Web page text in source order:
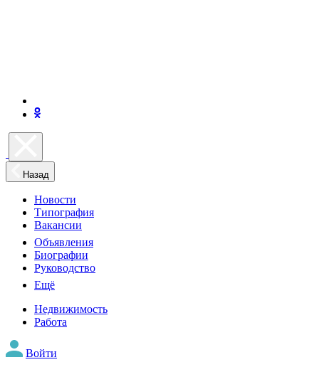
Назад
Новости
Типография
Вакансии
Объявления
Биографии
Руководство
Ещё
Недвижимость
Работа
Войти